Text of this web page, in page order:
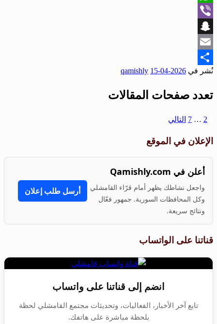
WhatsApp
Viber
Snapchat
Email
Share
نُشر في 2026-04-15
qamishly
تعدد صفحات المقالات
2
…
7 التالي
الإعلان في الموقع
أعلن في Qamishly.com
واجعل نشاطك يظهر أمام قرّاء القامشلي
وكل المحافظات السورية. جمهور فعّال
ونتائج سريعة.
أرسل طلب إعلان
قناتنا على الواتساب
انضم إلى قناتنا على واتساب
تابع آخر الأخبار، الفعاليات، وتحديثات مجتمع القامشلي لحظة
بلحظة مباشرة على هاتفك.